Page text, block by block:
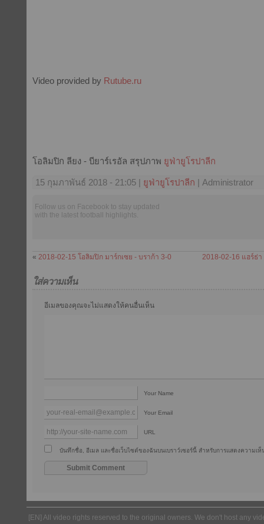
Video provided by Rutube.ru
โอลิมปิก ลียง - บียาร์เรอัล สรุปภาพ ยูฟ่ายูโรปาลีก
15 กุมภาพันธ์ 2018 - 21:05 | ยูฟ่ายูโรปาลีก | Administrator
Follow us on Facebook to stay updated
with the latest football highlights.
« 2018-02-15 โอลิมปิก มาร์กเซย - บราก้า 3-0 2018-02-16 แฮร์ธ่
ใส่ความเห็น
อีเมลของคุณจะไม่แสดงให้คนอื่นเห็น
Your Name
Your Email
URL
บันทึกชื่อ, อีเมล และชื่อเว็บไซต์ของฉันบนเบราว์เซอร์นี้ สำหรับการแสดงความเห็
[EN] All video rights reserved to the original owners. We don't host any